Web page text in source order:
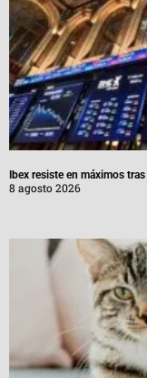
Ibex resiste en máximos
8 agosto 2026